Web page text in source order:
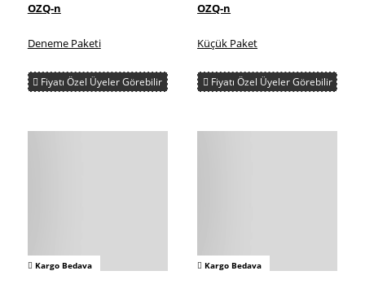
OZQ-n
Deneme Paketi
Fiyatı Özel Üyeler Görebilir
OZQ-n
Küçük Paket
Fiyatı Özel Üyeler Görebilir
Kargo Bedava Kargo Bedava